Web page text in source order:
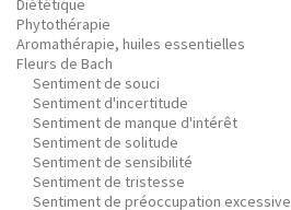
Diététique
Phytothérapie
Aromathérapie, huiles essentielles
Fleurs de Bach
Sentiment de souci
Sentiment d'incertitude
Sentiment de manque d'intérêt
Sentiment de solitude
Sentiment de sensibilité
Sentiment de tristesse
Sentiment de préoccupation excessive